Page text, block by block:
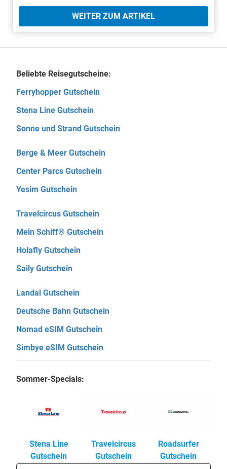
WEITER ZUM ARTIKEL
Beliebte Reisegutscheine:
Ferryhopper Gutschein
Stena Line Gutschein
Sonne und Strand Gutschein
Berge & Meer Gutschein
Center Parcs Gutschein
Yesim Gutschein
Travelcircus Gutschein
Mein Schiff® Gutschein
Holafly Gutschein
Saily Gutschein
Landal Gutschein
Deutsche Bahn Gutschein
Nomad eSIM Gutschein
Simbye eSIM Gutschein
Sommer-Specials:
Stena Line
Gutschein
Travelcircus
Gutschein
Roadsurfer
Gutschein